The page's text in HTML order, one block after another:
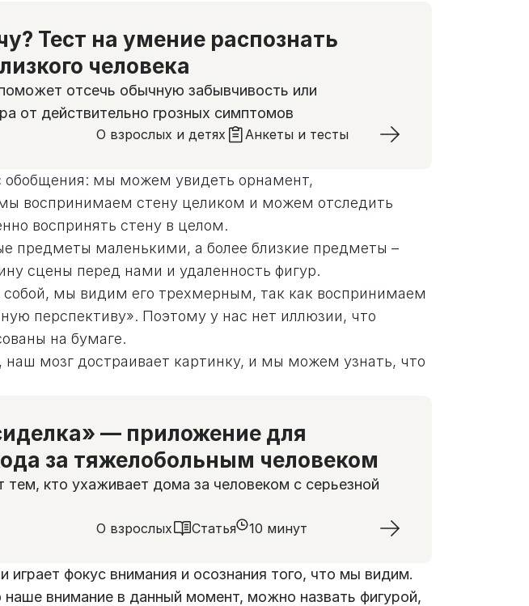
Тест на умение распознать
человека
отсечь обычную забывчивость или
от действительно грозных симптомов
О взрослых и детях Анкеты и тесты
обобщения: мы можем увидеть орнамент,
воспринимаем стену целиком и можем отследить
воспринять стену в целом.
предметы маленькими, а более близкие предметы –
сцены перед нами и удаленность фигур.
мы видим его трехмерным, так как воспринимаем
перспективу». Поэтому у нас нет иллюзии, что
на бумаге.
мозг достраивает картинку, и мы можем узнать, что
— приложение для
за тяжелобольным человеком
кто ухаживает дома за человеком с серьезной
О взрослых Статья 10 минут
играет фокус внимания и осознания того, что мы видим.
внимание в данный момент, можно назвать фигурой,